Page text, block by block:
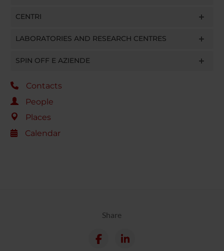
CENTRI
LABORATORIES AND RESEARCH CENTRES
SPIN OFF E AZIENDE
Contacts
People
Places
Calendar
Share